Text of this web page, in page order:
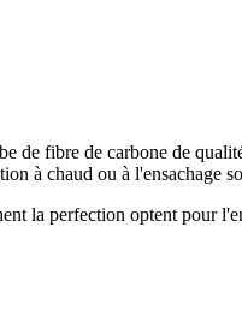
de fibre de carbone de
à chaud ou à l'ensachage
la perfection optent pour